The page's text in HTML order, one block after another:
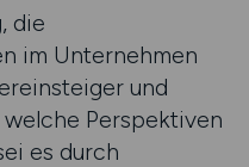
die
im Unternehmen
und
Perspektiven
es durch